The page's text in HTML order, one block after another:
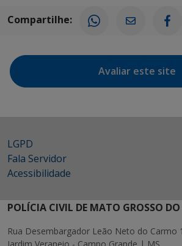
Compartilhe:
Avaliar este site
LGPD
Fala Servidor
Acessibilidade
POLÍCIA CIVIL DE MATO GROSSO DO
Rua Desembargador Leão Neto do Carmo